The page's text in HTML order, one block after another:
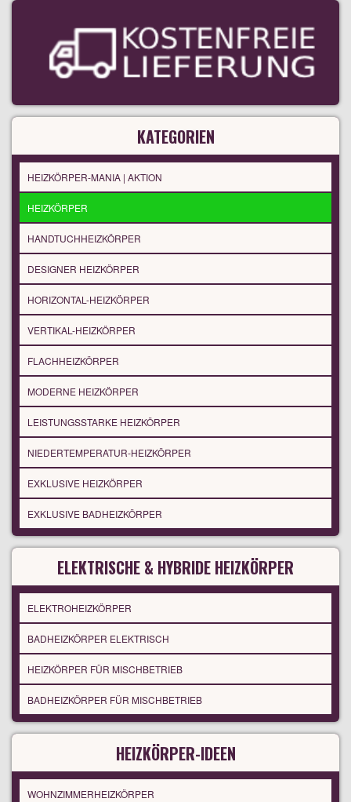
KATEGORIEN
HEIZKÖRPER-MANIA | AKTION
HEIZKÖRPER
HANDTUCHHEIZKÖRPER
DESIGNER HEIZKÖRPER
HORIZONTAL-HEIZKÖRPER
VERTIKAL-HEIZKÖRPER
FLACHHEIZKÖRPER
MODERNE HEIZKÖRPER
LEISTUNGSSTARKE HEIZKÖRPER
NIEDERTEMPERATUR-HEIZKÖRPER
EXKLUSIVE HEIZKÖRPER
EXKLUSIVE BADHEIZKÖRPER
ELEKTRISCHE & HYBRIDE HEIZKÖRPER
ELEKTROHEIZKÖRPER
BADHEIZKÖRPER ELEKTRISCH
HEIZKÖRPER FÜR MISCHBETRIEB
BADHEIZKÖRPER FÜR MISCHBETRIEB
HEIZKÖRPER-IDEEN
WOHNZIMMERHEIZKÖRPER